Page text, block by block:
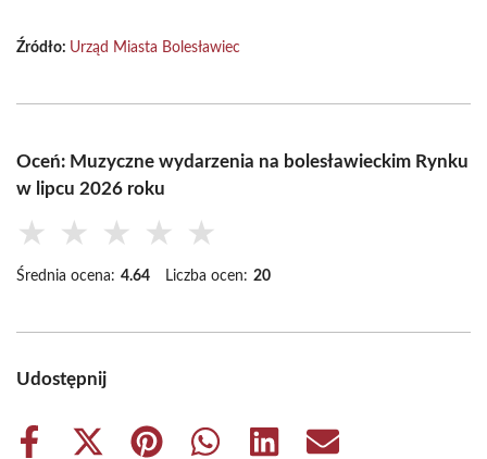
Źródło: Urząd Miasta Bolesławiec
Oceń: Muzyczne wydarzenia na bolesławieckim Rynku
w lipcu 2026 roku
★ ★ ★ ★ ★
Średnia ocena: 4.64 Liczba ocen: 20
Udostępnij
Share
Share
Share
Share
Share
Share